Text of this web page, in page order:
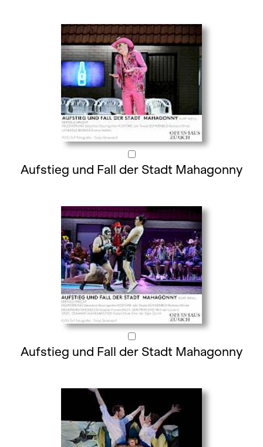
Aufstieg und Fall der Stadt Mahagonny
Aufstieg und Fall der Stadt Mahagonny